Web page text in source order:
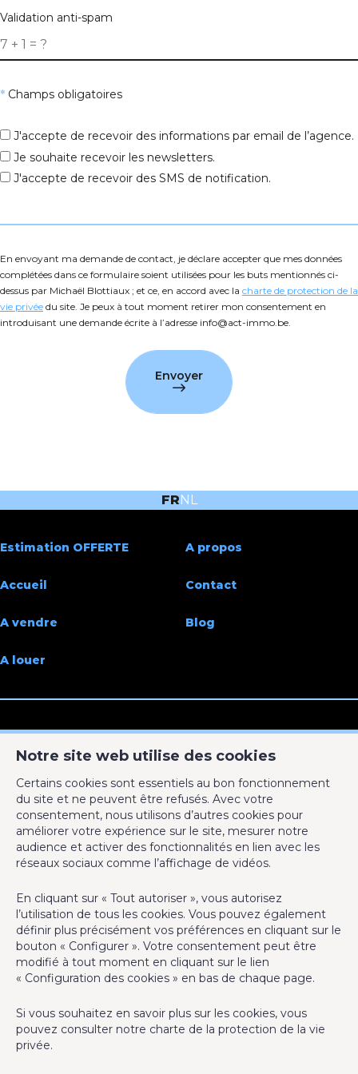
Type de bien
Codes postaux*
Validation anti-spam
* Champs obligatoires
J'accepte de recevoir des informations par email de l’agence.
Je souhaite recevoir les newsletters.
J'accepte de recevoir des SMS de notification.
En envoyant ma demande de contact, je déclare accepter que mes données
complétées dans ce formulaire soient utilisées pour les buts mentionnés ci-
dessus par Michaël Blottiaux ; et ce, en accord avec la charte de protection de la
vie privée du site. Je peux à tout moment retirer mon consentement en
introduisant une demande écrite à l’adresse info@act-immo.be.
Envoyer
Notre site web utilise des cookies
Certains cookies sont essentiels au bon fonctionnement
du site et ne peuvent être refusés. Avec votre
consentement, nous utilisons d’autres cookies pour
améliorer votre expérience sur le site, mesurer notre
audience et activer des fonctionnalités en lien avec les
réseaux sociaux comme l’affichage de vidéos.
En cliquant sur « Tout autoriser », vous autorisez
l’utilisation de tous les cookies. Vous pouvez également
définir plus précisément vos préférences en cliquant sur le
bouton « Configurer ». Votre consentement peut être
modifié à tout moment en cliquant sur le lien
« Configuration des cookies » en bas de chaque page.
Si vous souhaitez en savoir plus sur les cookies, vous
pouvez consulter notre charte de la protection de la vie
privée.
FR NL
Estimation OFFERTE
Accueil
A vendre
A louer
A propos
Contact
Blog
ACTIMMO
7700 Mouscron
0495 30 20 10
info@act-immo.be
Agent immobilier intermédiaire agréé IPI sous le numéro 503
952 en Belgique - N° entreprise : TVA BE-0793.105.454
Instance de contrôle: Institut professionnel des agents
immobiliers, rue du Luxembourg 16B, 1000 Bruxelles (+32 2 505
38 50 - info@ipi.be) - Soumis au
code déontologique de l’ IPI
RC professionnelle et cautionnement via AXA Belgium SA,